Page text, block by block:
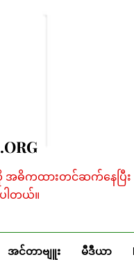
အဓိကထားတင်ဆက်နေပြီး
ါတယ်။
အင်တာဗျူး မီဒီယာ